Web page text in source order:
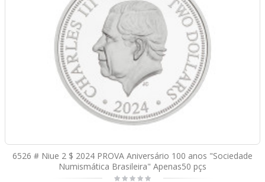
6526 # Niue 2 $ 2024 PROVA Aniversário 100 anos "Sociedade
Numismática Brasileira" Apenas50 pçs